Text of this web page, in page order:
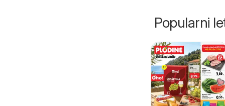
Popularni